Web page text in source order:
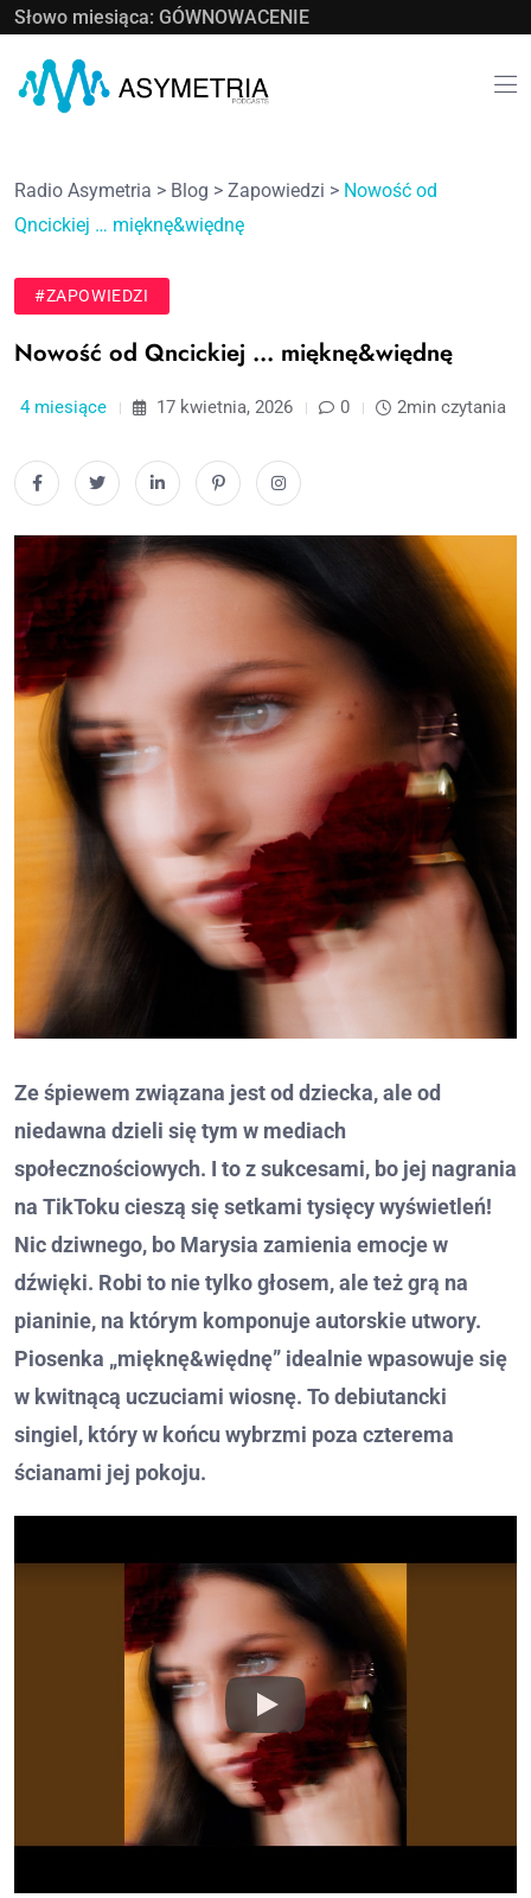
Słowo miesiąca: GÓWNOWACENIE
Radio Asymetria > Blog > Zapowiedzi > Nowość od
Qncickiej … mięknę&więdnę
#ZAPOWIEDZI
Nowość od Qncickiej … mięknę&więdnę
4 miesiące 17 kwietnia, 2026 0 2min czytania
Ze śpiewem związana jest od dziecka, ale od
niedawna dzieli się tym w mediach
społecznościowych. I to z sukcesami, bo jej nagrania
na TikToku cieszą się setkami tysięcy wyświetleń!
Nic dziwnego, bo Marysia zamienia emocje w
dźwięki. Robi to nie tylko głosem, ale też grą na
pianinie, na którym komponuje autorskie utwory.
Piosenka „mięknę&więdnę” idealnie wpasowuje się
w kwitnącą uczuciami wiosnę. To debiutancki
singiel, który w końcu wybrzmi poza czterema
ścianami jej pokoju.